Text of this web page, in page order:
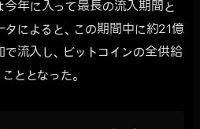
今年に入って最長の流入期間と
タによると、この期間中に約21億
流入し、ビットコインの全供給
ととなった。